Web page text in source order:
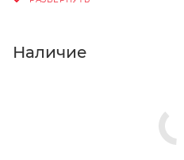
Нажмите кнопку «Оформить
Наличие